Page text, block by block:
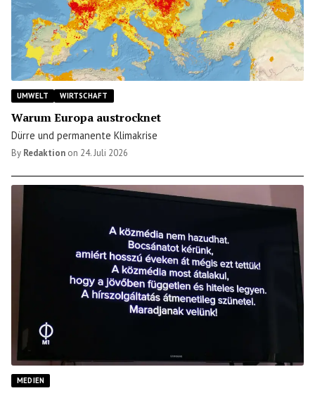
UMWELT WIRTSCHAFT
Warum Europa austrocknet
Dürre und permanente Klimakrise
By Redaktion on 24. Juli 2026
MEDIEN